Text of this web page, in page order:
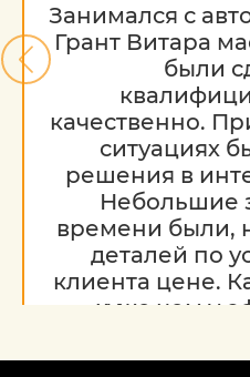
Занимался с
Грант Витара
были
качественно.
ситуациях
решения в
Небольшие
времени были,
деталей по
клиента цене.
хуже чем у
работу,